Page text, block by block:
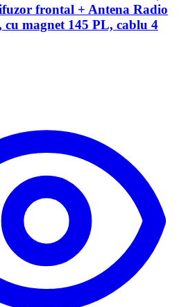
frontal + Antena Radio
magnet 145 PL, cablu 4